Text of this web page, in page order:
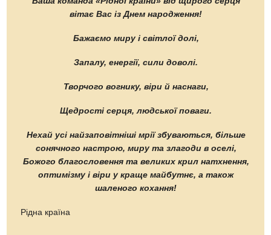
вітає Вас із Днем народження!
Бажаємо миру і світлої долі,
Запалу, енергії, сили доволі.
Творчого вогнику, віри й наснаги,
Щедрості серця, людської поваги.
Нехай усі найзаповітніші мрії збуваються, більше
сонячного настрою, миру та злагоди в оселі,
Божого благословення та великих крил натхнення,
оптимізму і віри у краще майбутнє, а також
шаленого кохання!
Рідна країна